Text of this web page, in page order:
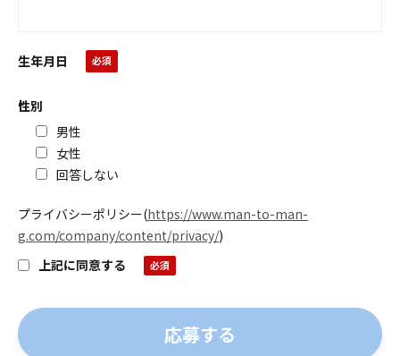
生年月日
性別
男性
女性
回答しない
プライバシーポリシー(https://www.man-to-man-
g.com/company/content/privacy/)
上記に同意する